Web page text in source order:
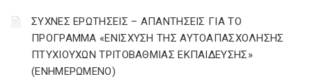
ΣΥΧΝΕΣ ΕΡΩΤΗΣΕΙΣ – ΑΠΑΝΤΗΣΕΙΣ ΓΙΑ ΤΟ
ΠΡΟΓΡΑΜΜΑ «ΕΝΙΣΧΥΣΗ ΤΗΣ ΑΥΤΟΑΠΑΣΧΟΛΗΣΗΣ
ΠΤΥΧΙΟΥΧΩΝ ΤΡΙΤΟΒΑΘΜΙΑΣ ΕΚΠΑΙΔΕΥΣΗΣ»
(ΕΝΗΜΕΡΩΜΕΝΟ)